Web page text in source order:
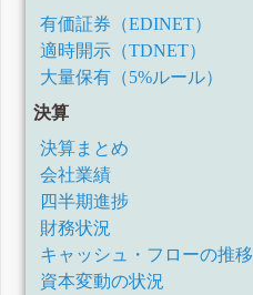
有価証券（EDINET）
適時開示（TDNET）
大量保有（5%ルール）
決算
決算まとめ
会社業績
四半期進捗
財務状況
キャッシュ・フローの推移
資本変動の状況